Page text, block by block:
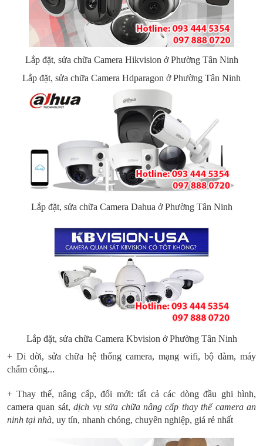
Lắp đặt, sửa chữa Camera Hikvision ở Phường Tân Ninh
Lắp đặt, sửa chữa Camera Hdparagon ở Phường Tân Ninh
Lắp đặt, sửa chữa Camera Dahua ở Phường Tân Ninh
Lắp đặt, sửa chữa Camera Kbvision ở Phường Tân Ninh
+ Di dời, sửa chữa hệ thống camera, mạng wifi, bộ đàm, máy
chấm công...
+ Thay thế, nâng cấp, đổi mới: tất cả các dòngđầu ghi hình,
camera quan sát,dịch vụ sửa chữa nâng cấp thay thế camera an
ninh tại nhà, uy tín, nhanh chóng, chuyên nghiệp, giá rẻ nhất